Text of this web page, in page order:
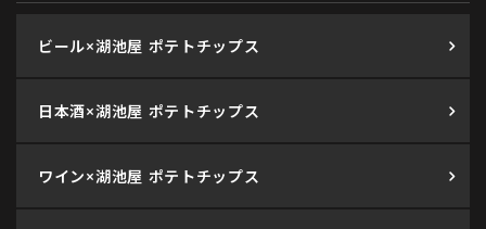
ビール×湖池屋 ポテトチップス
日本酒×湖池屋 ポテトチップス
ワイン×湖池屋 ポテトチップス